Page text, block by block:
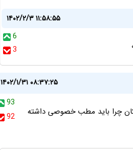
۱۴۰۲/۲/۳ ۱۱:۵۸:۵۵
6
3
۱۴۰۲/۱/۳۱ ۰۸:۳۷:۲۵
93
92
چرا باید مطب خصوصی داشته